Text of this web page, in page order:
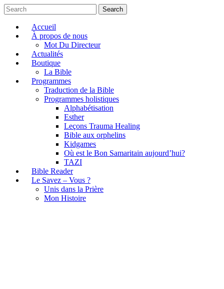
Search
Accueil
À propos de nous
Mot Du Directeur
Actualités
Boutique
La Bible
Programmes
Traduction de la Bible
Programmes holistiques
Alphabétisation
Esther
Leçons Trauma Healing
Bible aux orphelins
Kidgames
Où est le Bon Samaritain aujourd’hui?
TAZI
Bible Reader
Le Savez – Vous ?
Unis dans la Prière
Mon Histoire